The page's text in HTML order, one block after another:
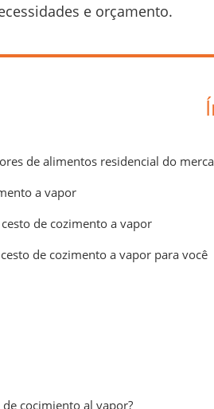
e orçamento.
de alimentos residencial do
a vapor
de cozimento a vapor
de cozimento a vapor para você
cocimiento al vapor?